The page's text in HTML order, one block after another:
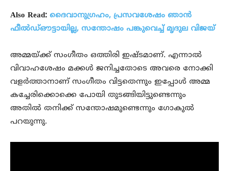
Also Read: ദൈവാനുഗ്രഹം, പ്രസവശേഷം ഞാന്‍
ഫീല്‍ഡ്ഔട്ടായില്ല, സന്തോഷം പങ്കുവെച്ച് മൃദുല വിജയ്
അമ്മയ്ക്ക് സംഗീതം ഒത്തിരി ഇഷ്ടമാണ്. എന്നാല്‍
വിവാഹശേഷം മക്കള്‍ ജനിച്ചതോടെ അവരെ നോക്കി
വളര്‍ത്താനാണ് സംഗീതം വിട്ടതെന്നും ഇപ്പോള്‍ അമ്മ
കച്ചേരിക്കൊക്കെ പോയി തുടങ്ങിയിട്ടുണ്ടെന്നും
അതില്‍ തനിക്ക് സന്തോഷമുണ്ടെന്നും ഗോകുല്‍
പറയുന്നു.